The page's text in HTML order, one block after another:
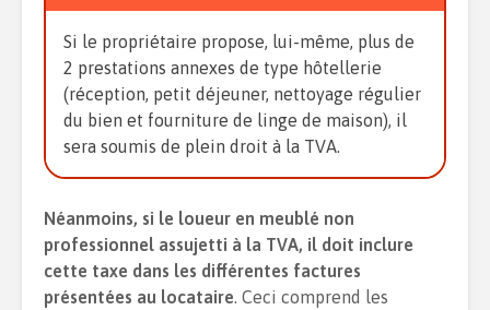
Si le propriétaire propose, lui-même, plus de
2 prestations annexes de type hôtellerie
(réception, petit déjeuner, nettoyage régulier
du bien et fourniture de linge de maison), il
sera soumis de plein droit à la TVA.
Néanmoins, si le loueur en meublé non
professionnel assujetti à la TVA, il doit inclure
cette taxe dans les différentes factures
présentées au locataire. Ceci comprend les